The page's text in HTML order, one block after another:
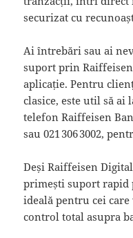
securizat cu
Ai întrebări sau ai
suport prin
aplicație. Pentru
clasice, este util să
telefon Raiffeisen
sau 021 306 3002,
Deși Raiffeisen
primești suport rapid
ideală pentru cei
control total asupra